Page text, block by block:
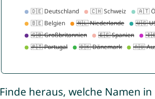
Finde heraus, welche Namen in